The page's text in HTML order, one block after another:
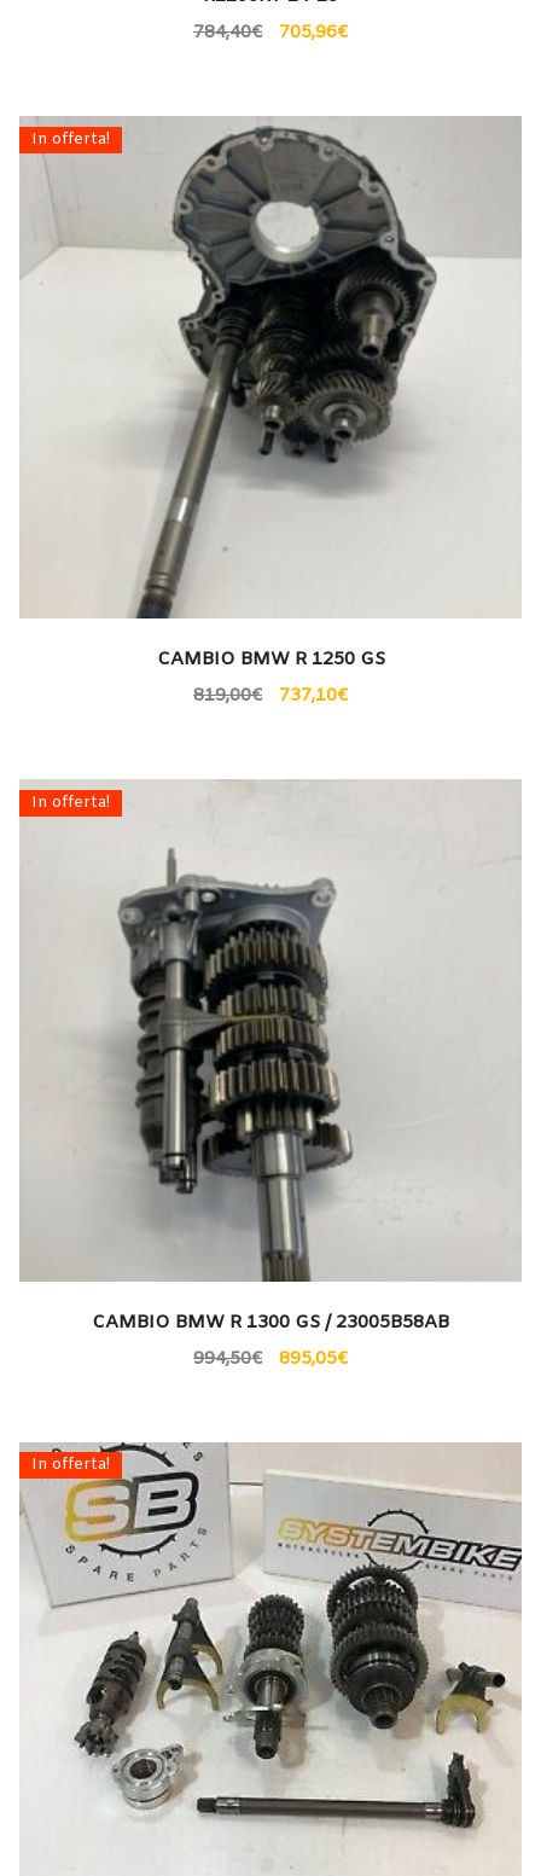
784,40€ 705,96€
In offerta!
CAMBIO BMW R 1250 GS
819,00€ 737,10€
In offerta!
CAMBIO BMW R 1300 GS / 23005B58AB
994,50€ 895,05€
In offerta!